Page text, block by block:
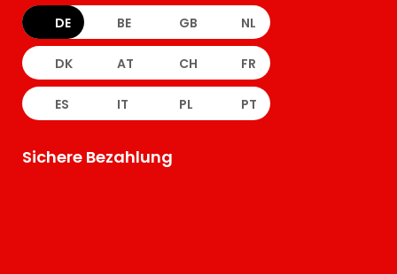
DE BE GB NL
DK AT CH FR
ES IT PL PT
Sichere Bezahlung